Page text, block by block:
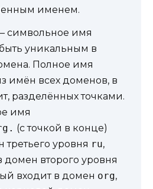
именем.
символьное имя
уникальным в
Полное имя
имён всех доменов, в
разделённых точками.
имя
(с точкой в конце)
третьего уровня ru,
домен второго уровня
входит в домен org,